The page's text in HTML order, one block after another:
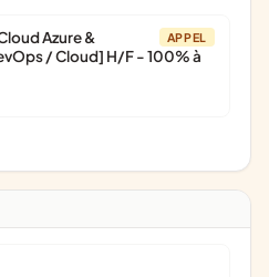
APPEL
Azure &
/ Cloud] H/F - 100% à